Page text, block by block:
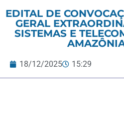
EDITAL DE
GERAL
SISTEMAS E
18/12/2025 15:29